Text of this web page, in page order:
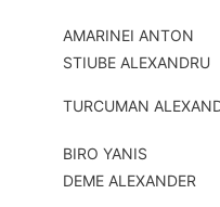
AMARINEI ANTON
STIUBE ALEXANDRU
TURCUMAN
BIRO YANIS
DEME ALEXANDER